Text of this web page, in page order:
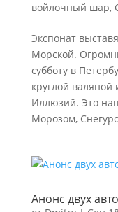
войлочный шар,
Экспонат
Морской.
субботу в
круглой валяной
Иллюзий. Это
Морозом,
Анонс двух